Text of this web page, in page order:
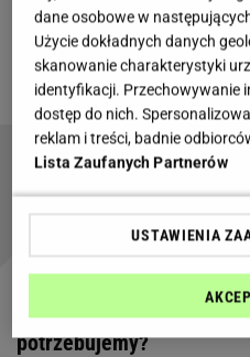
zbite i wilgotne.
że smakwarzywanie
dzięki czemu jest to
Ciasto jogurtowe z owocami
przepis na letni deser
Brownie z fasoli bez mąki
potrzebujemy?
dane osobowe w
Użycie dokładnych danych
skanowanie charakterystyki
identyfikacji. Przechowywanie
dostęp do nich.
reklam i treści, badnie
Lista Zaufanych Partnerów
USTAWIENIA